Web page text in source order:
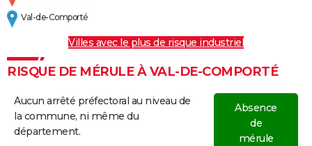
Val-de-Comporté
Villes avec le plus de risque industriel
RISQUE DE MÉRULE À VAL-DE-COMPORTÉ
Aucun arrêté préfectoral au niveau de
la commune, ni même du
département.
Absence
de
mérule